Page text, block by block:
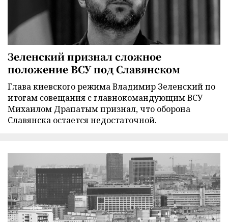
Зеленский признал сложное
положение ВСУ под Славянском
Глава киевского режима Владимир Зеленский по
итогам совещания с главнокомандующим ВСУ
Михаилом Драпатым признал, что оборона
Славянска остается недостаточной.